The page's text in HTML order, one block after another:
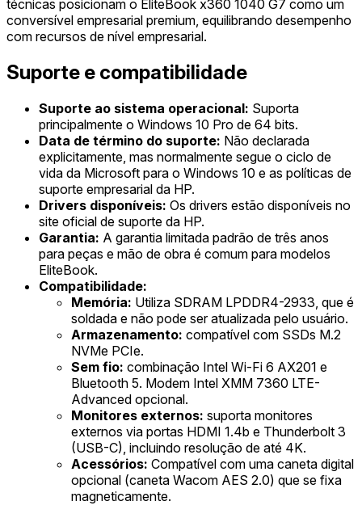
técnicas posicionam o EliteBook x360 1040 G7 como um
conversível empresarial premium, equilibrando desempenho
com recursos de nível empresarial.
Suporte e compatibilidade
Suporte ao sistema operacional: Suporta
principalmente o Windows 10 Pro de 64 bits.
Data de término do suporte: Não declarada
explicitamente, mas normalmente segue o ciclo de
vida da Microsoft para o Windows 10 e as políticas de
suporte empresarial da HP.
Drivers disponíveis: Os drivers estão disponíveis no
site oficial de suporte da HP.
Garantia: A garantia limitada padrão de três anos
para peças e mão de obra é comum para modelos
EliteBook.
Compatibilidade:
Memória: Utiliza SDRAM LPDDR4-2933, que é
soldada e não pode ser atualizada pelo usuário.
Armazenamento: compatível com SSDs M.2
NVMe PCIe.
Sem fio: combinação Intel Wi-Fi 6 AX201 e
Bluetooth 5. Modem Intel XMM 7360 LTE-
Advanced opcional.
Monitores externos: suporta monitores
externos via portas HDMI 1.4b e Thunderbolt 3
(USB-C), incluindo resolução de até 4K.
Acessórios: Compatível com uma caneta digital
opcional (caneta Wacom AES 2.0) que se fixa
magneticamente.